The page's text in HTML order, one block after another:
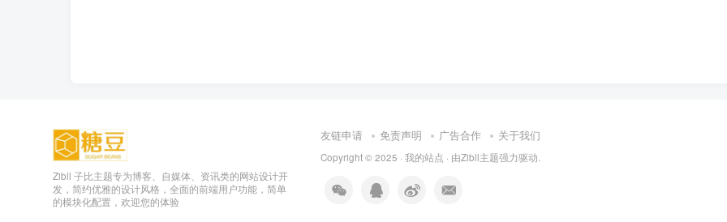
Zibll 子比主题专为博客、自媒体、资讯类的网站设计开
发，简约优雅的设计风格，全面的前端用户功能，简单
的模块化配置，欢迎您的体验
友链申请 免责声明 广告合作 关于我们
Copyright © 2025 · 我的站点 · 由Zibll主题强力驱动.